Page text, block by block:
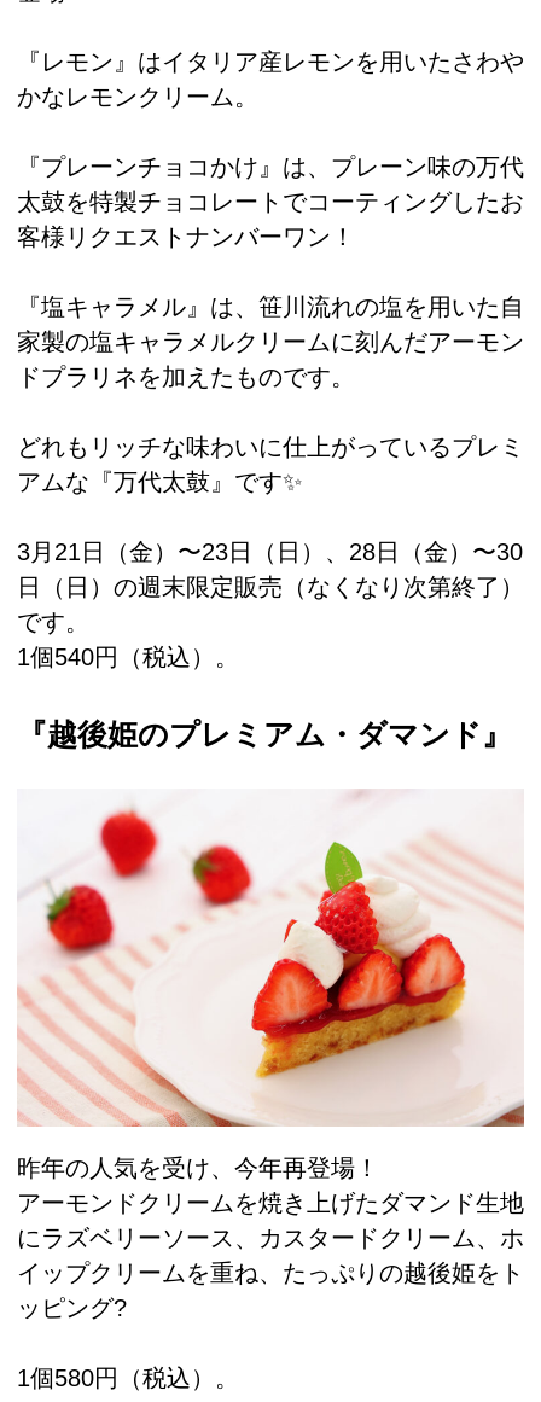
『レモン』はイタリア産レモンを用いたさわや
かなレモンクリーム。
『プレーンチョコかけ』は、プレーン味の万代
太鼓を特製チョコレートでコーティングしたお
客様リクエストナンバーワン！
『塩キャラメル』は、笹川流れの塩を用いた自
家製の塩キャラメルクリームに刻んだアーモン
ドプラリネを加えたものです。
どれもリッチな味わいに仕上がっているプレミ
アムな『万代太鼓』です✨
3月21日（金）〜23日（日）、28日（金）〜30
日（日）の週末限定販売（なくなり次第終了）
です。
1個540円（税込）。
『越後姫のプレミアム・ダマンド』
昨年の人気を受け、今年再登場！
アーモンドクリームを焼き上げたダマンド生地
にラズベリーソース、カスタードクリーム、ホ
イップクリームを重ね、たっぷりの越後姫をト
ッピング?
1個580円（税込）。